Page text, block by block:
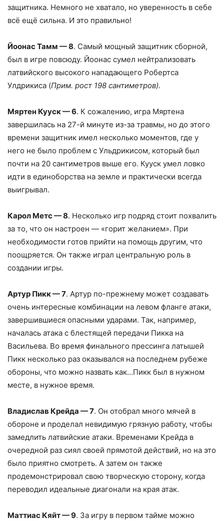
защитника. Немного не хватало, но уверенность в себе
всё ещё сильна. И это правильно!
Йоонас Тамм — 8. Самый мощный защитник сборной,
был в игре повсюду. Йоонас сумел нейтрализовать
латвийского высокого нападающего Робертса
Улдрикиса (Прим. рост 198 сантиметров).
Мяртен Кууск — 6. К сожалению, игра Мяртена
завершилась на 27-й минуте из-за травмы, но до этого
времени защитник имел несколько моментов, где у
него не было проблем с Ульдрикисом, который был
почти на 20 сантиметров выше его. Кууск умел ловко
идти в единоборства на земле и практически всегда
выигрывал.
Карол Метс — 8. Несколько игр подряд стоит похвалить
за то, что он настроен — «горит желанием». При
необходимости готов прийти на помощь другим, что
поощряется. Он также играл центральную роль в
создании игры.
Артур Пикк — 7. Артур по-прежнему может создавать
очень интересные комбинации на левом фланге атаки,
завершившиеся опасными ударами. Так, например,
началась атака с блестящей передачи Пикка на
Васильева. Во время финального прессинга латышей
Пикк несколько раз оказывался на последнем рубеже
обороны, что можно назвать как…Пикк был в нужном
месте, в нужное время.
Владислав Крейда — 7. Он отобрал много мячей в
обороне и проделал невидимую грязную работу, чтобы
замедлить латвийские атаки. Временами Крейда в
очередной раз сиял своей прямотой действий, но на это
было приятно смотреть. А затем он также
продемонстрировал свою творческую сторону, когда
переводил идеальные диагонали на края атак.
Маттиас Кяйт — 9. За игру в первом тайме можно